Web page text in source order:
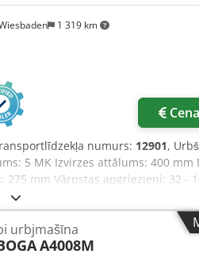
1 319 km
numurs: 12901,
5 MK Izvirzes attālums: 400 mm
275 mm Vārpstas apgriezieni: 32 -
V, 2,2/3,7 kW Nepieciešamā
urbjmašīna
A4008M